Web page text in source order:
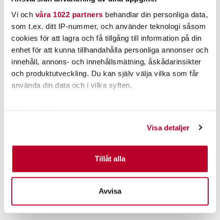
Vi och våra 1022 partners behandlar din personliga data,
som t.ex. ditt IP-nummer, och använder teknologi såsom
cookies för att lagra och få tillgång till information på din
enhet för att kunna tillhandahålla personliga annonser och
innehåll, annons- och innehållsmätning, åskådarinsikter
och produktutveckling. Du kan själv välja vilka som får
använda din data och i vilka syften.
Identifiera din enhet genom att aktivt skanna den för
specifika kännetecken (fingeravtryck)
Ta reda på mer om hur dina personliga uppgifter
Du kan ändra eller dra tillbaka ditt samtycke när som
helst från cookie-förklaringen.
Visa detaljer
Tillåt alla
Avvisa
SCRB
Nuvarande pris
139,00 kr
SFCU
Tillfälligt slut
PRODUKTBESKRIVNING